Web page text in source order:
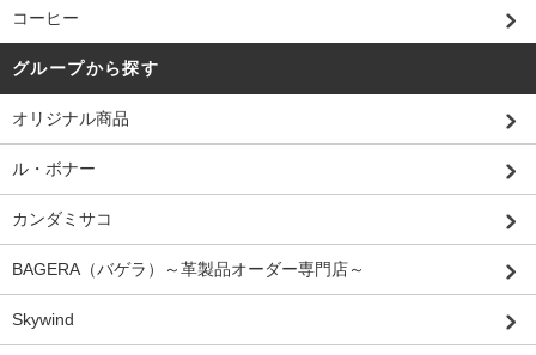
コーヒー
グループから探す
オリジナル商品
ル・ボナー
カンダミサコ
BAGERA（バゲラ）～革製品オーダー専門店～
Skywind